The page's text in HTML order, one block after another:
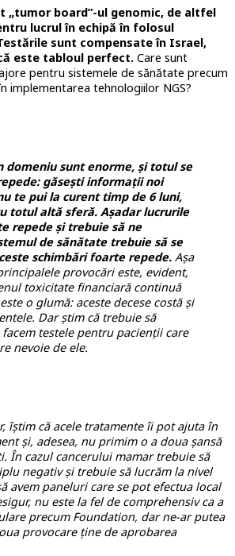
„tumor board”-ul genomic, de altfel
lucrul în echipă în folosul
sunt compensate în Israel,
este tabloul perfect.Care sunt
pentru sistemele de sănătate precum
implementarea tehnologiilor NGS?
domeniu sunt enorme, și totul se
găsești informații noi
te pui la curent timp de 6 luni,
totul altă sferă. Așadar lucrurile
repede și trebuie să ne
de sănătate trebuie să se
schimbări foarte repede.Așa
provocări este, evident,
toxicitate financiară continuă
o glumă: aceste decese costă și
Dar știm că trebuie să
testele pentru pacienții care
nevoie de ele.
îștim că acele tratamente îi pot ajuta în
și, adesea, nu primim o a doua șansă
În cazul cancerului mamar trebuie să
negativ și trebuie să lucrăm la nivel
avem paneluri care se pot efectua local
nu este la fel de comprehensiv ca a
precum Foundation, dar ne-ar putea
provocare ține de aprobarea